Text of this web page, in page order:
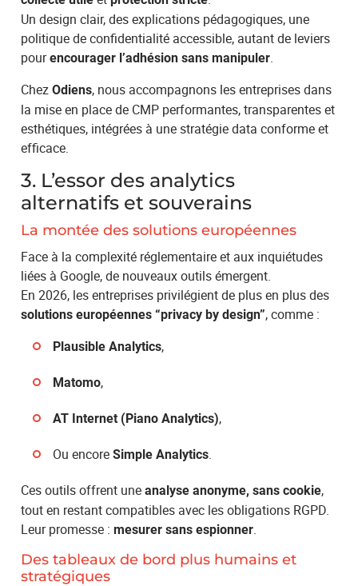
Un design clair, des explications pédagogiques, une
politique de confidentialité accessible, autant de leviers
pourencourager l’adhésion sans manipuler.
ChezOdiens, nous accompagnons les entreprises dans
la mise en place de CMP performantes, transparentes et
esthétiques, intégrées à une stratégie data conforme et
efficace.
3. L’essor des analytics
alternatifs et souverains
La montée des solutions européennes
Face à la complexité réglementaire et aux inquiétudes
liées à Google, de nouveaux outils émergent.
En 2026, les entreprises privilégient de plus en plus des
solutions européennes “privacy by design”, comme :
Plausible Analytics,
Matomo,
AT Internet (Piano Analytics),
Ou encoreSimple Analytics.
Ces outils offrent uneanalyse anonyme, sans cookie,
tout en restant compatibles avec les obligations RGPD.
Leur promesse :mesurer sans espionner.
Des tableaux de bord plus humains et
stratégiques